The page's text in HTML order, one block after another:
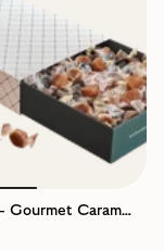
Gråmyr – Gourmet Caramels, 1300g